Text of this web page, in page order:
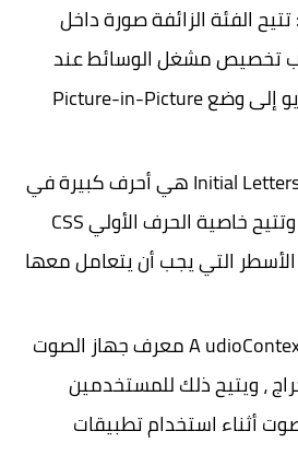
الجديد The new : تتيح الفئة الزائفة صورة داخل
تخصيص مشغل الوسائط عند
دخول مقاطع الفيديو إلى وضع Picture-in-Picture
"الأحرف الأولية" Initial Letters هي أحرف كبيرة في
بداية فقرة جديدة ، وتتيح خاصية الحرف الأولي CSS
التي يجب أن يتعامل معها
يعيّن A udioContext.setSinkId معرف جهاز الصوت
، ويتيح ذلك للمستخدمين
أثناء استخدام تطبيقات